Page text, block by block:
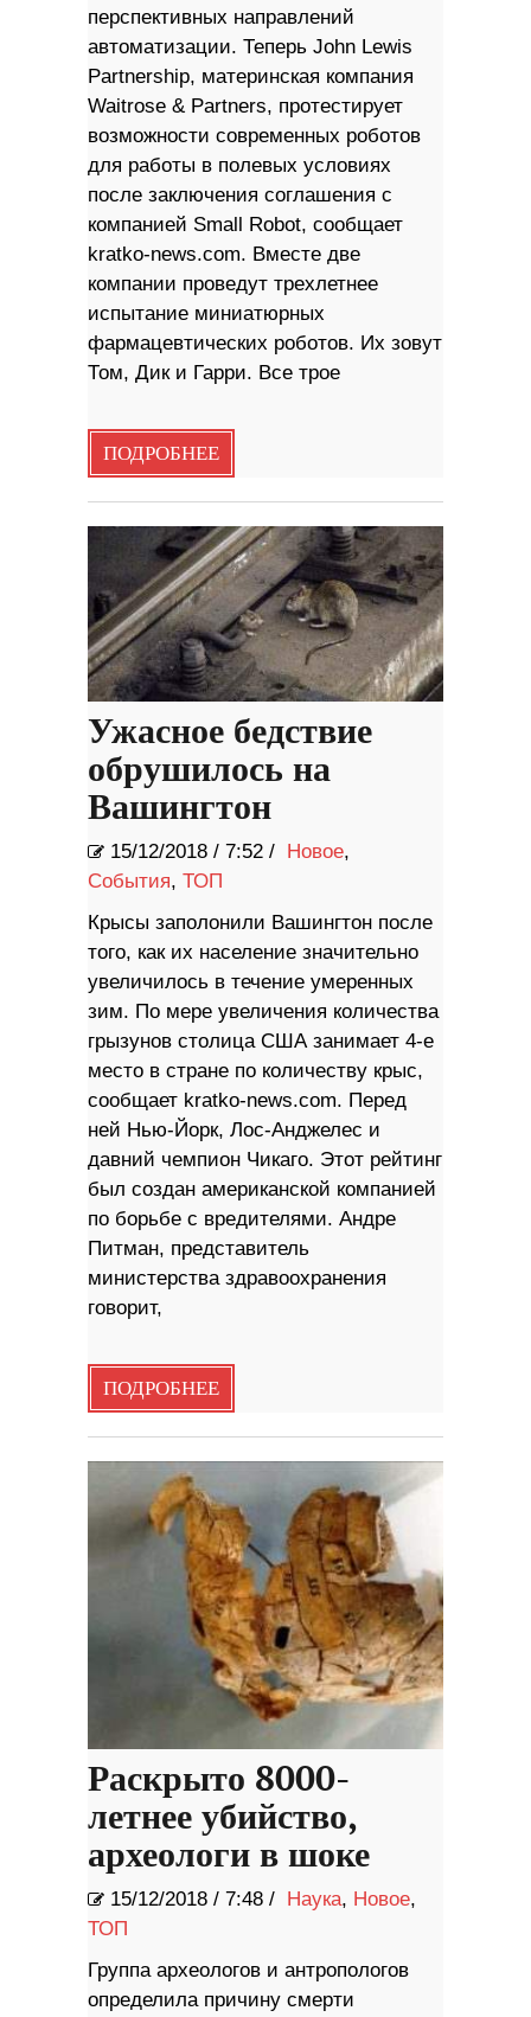
перспективных направлений
автоматизации. Теперь John Lewis
Partnership, материнская компания
Waitrose & Partners, протестирует
возможности современных роботов
для работы в полевых условиях
после заключения соглашения с
компанией Small Robot, сообщает
kratko-news.com. Вместе две
компании проведут трехлетнее
испытание миниатюрных
фармацевтических роботов. Их зовут
Том, Дик и Гарри. Все трое
ПОДРОБНЕЕ
Ужасное бедствие
обрушилось на
Вашингтон
15/12/2018 / 7:52 / Новое,
События, ТОП
Крысы заполонили Вашингтон после
того, как их население значительно
увеличилось в течение умеренных
зим. По мере увеличения количества
грызунов столица США занимает 4-е
место в стране по количеству крыс,
сообщает kratko-news.com. Перед
ней Нью-Йорк, Лос-Анджелес и
давний чемпион Чикаго. Этот рейтинг
был создан американской компанией
по борьбе с вредителями. Андре
Питман, представитель
министерства здравоохранения
говорит,
ПОДРОБНЕЕ
Раскрыто 8000-
летнее убийство,
археологи в шоке
15/12/2018 / 7:48 / Наука, Новое,
ТОП
Группа археологов и антропологов
определила причину смерти